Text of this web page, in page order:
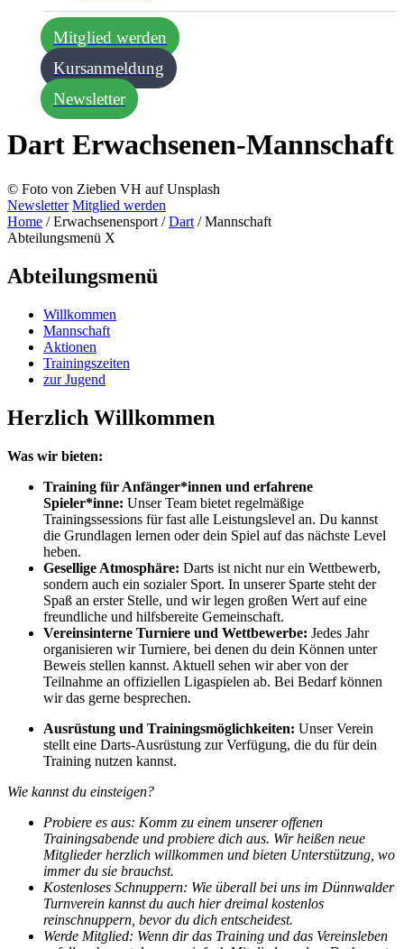
Mitglied werden
Kursanmeldung
Newsletter
Dart Erwachsenen-Mannschaft
© Foto von Zieben VH auf Unsplash
Newsletter Mitglied werden
Home /Erwachsenensport /Dart /Mannschaft
Abteilungsmenü X
Abteilungsmenü
Willkommen
Mannschaft
Aktionen
Trainingszeiten
zur Jugend
Herzlich Willkommen
Was wir bieten:
Training für Anfänger*innen und erfahrene
Spieler*inne: Unser Team bietet regelmäßige
Trainingssessions für fast alle Leistungslevel an. Du kannst
die Grundlagen lernen oder dein Spiel auf das nächste Level
heben.
Gesellige Atmosphäre: Darts ist nicht nur ein Wettbewerb,
sondern auch ein sozialer Sport. In unserer Sparte steht der
Spaß an erster Stelle, und wir legen großen Wert auf eine
freundliche und hilfsbereite Gemeinschaft.
Vereinsinterne Turniere und Wettbewerbe: Jedes Jahr
organisieren wir Turniere, bei denen du dein Können unter
Beweis stellen kannst. Aktuell sehen wir aber von der
Teilnahme an offiziellen Ligaspielen ab. Bei Bedarf können
wir das gerne besprechen.
Ausrüstung und Trainingsmöglichkeiten: Unser Verein
stellt eine Darts-Ausrüstung zur Verfügung, die du für dein
Training nutzen kannst.
Wie kannst du einsteigen?
Probiere es aus: Komm zu einem unserer offenen
Trainingsabende und probiere dich aus. Wir heißen neue
Mitglieder herzlich willkommen und bieten Unterstützung, wo
immer du sie brauchst.
Kostenloses Schnuppern: Wie überall bei uns im Dünnwalder
Turnverein kannst du auch hier dreimal kostenlos
reinschnuppern, bevor du dich entscheidest.
Werde Mitglied: Wenn dir das Training und das Vereinsleben